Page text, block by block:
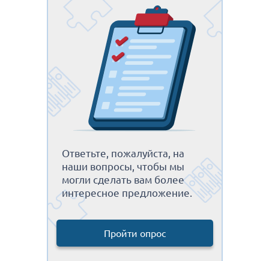
Ответьте, пожалуйста, на
наши вопросы, чтобы мы
могли сделать вам более
интересное предложение.
Пройти опрос